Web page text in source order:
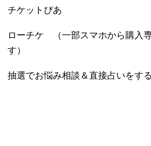
チケットぴあ
ローチケ （一部スマホから購入
す）
抽選でお悩み相談＆直接占いをす